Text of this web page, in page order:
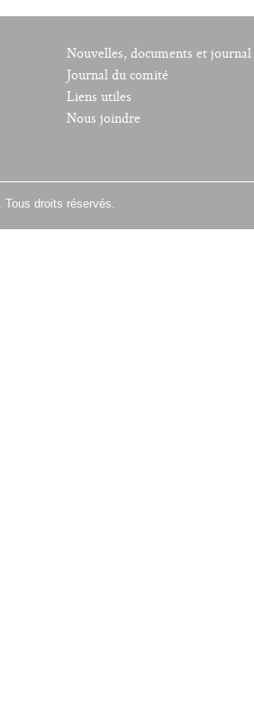
Nouvelles, documents et journal
Journal du comité
Liens utiles
Nous joindre
droits réservés.